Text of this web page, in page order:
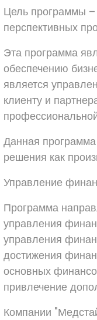
Цель программы –
перспективных
Эта программа
обеспечению
является
клиенту и
Данная программа
решения как
Управление
Программа
управления
управления
достижения
основных
привлечение
Компании